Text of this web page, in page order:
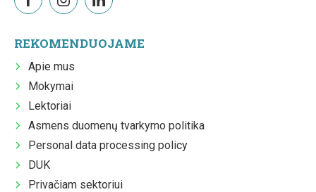
REKOMENDUOJAME
Apie mus
Mokymai
Lektoriai
Asmens duomenų tvarkymo politika
Personal data processing policy
DUK
Privačiam sektoriui